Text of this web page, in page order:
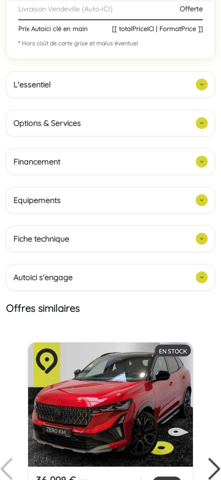
Livraison Vendeville (Auto-ICI)
Offerte
Prix Autoici clé en main [[ totalPriceICI | FormatPrice ]]
* Hors coût de carte grise et malus éventuel
L'essentiel
Options & Services
Financement
Equipements
Fiche technique
Autoici s'engage
Offres similaires
EN STOCK